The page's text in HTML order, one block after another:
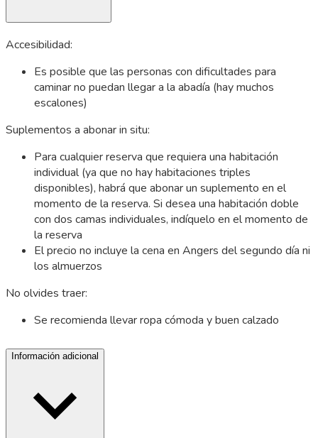
Accesibilidad:
Es posible que las personas con dificultades para
caminar no puedan llegar a la abadía (hay muchos
escalones)
Suplementos a abonar in situ:
Para cualquier reserva que requiera una habitación
individual (ya que no hay habitaciones triples
disponibles), habrá que abonar un suplemento en el
momento de la reserva. Si desea una habitación doble
con dos camas individuales, indíquelo en el momento de
la reserva
El precio no incluye la cena en Angers del segundo día ni
los almuerzos
No olvides traer:
Se recomienda llevar ropa cómoda y buen calzado
Información adicional